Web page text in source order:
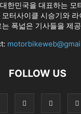
한민국을 대표하는 모
터사이클 시승기와
폭넓은 기사들을 제
FOLLOW US